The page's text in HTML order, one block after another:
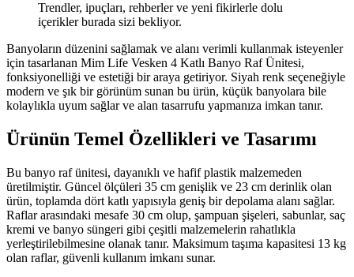
Trendler, ipuçları, rehberler ve yeni fikirlerle dolu
içerikler burada sizi bekliyor.
Banyoların düzenini sağlamak ve alanı verimli kullanmak isteyenler
için tasarlanan Mim Life Vesken 4 Katlı Banyo Raf Ünitesi,
fonksiyonelliği ve estetiği bir araya getiriyor. Siyah renk seçeneğiyle
modern ve şık bir görünüm sunan bu ürün, küçük banyolara bile
kolaylıkla uyum sağlar ve alan tasarrufu yapmanıza imkan tanır.
Ürünün Temel Özellikleri ve Tasarımı
Bu banyo raf ünitesi, dayanıklı ve hafif plastik malzemeden
üretilmiştir. Güncel ölçüleri 35 cm genişlik ve 23 cm derinlik olan
ürün, toplamda dört katlı yapısıyla geniş bir depolama alanı sağlar.
Raflar arasındaki mesafe 30 cm olup, şampuan şişeleri, sabunlar, saç
kremi ve banyo süngeri gibi çeşitli malzemelerin rahatlıkla
yerleştirilebilmesine olanak tanır. Maksimum taşıma kapasitesi 13 kg
olan raflar, güvenli kullanım imkanı sunar.